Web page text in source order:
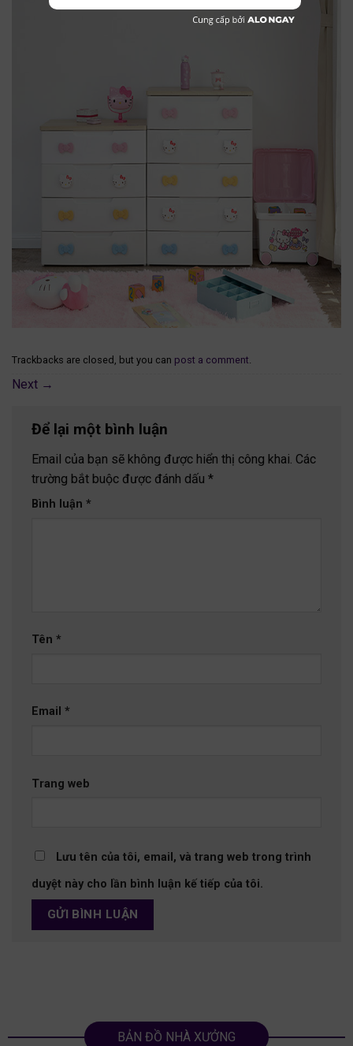
Trackbacks are closed, but you can post a comment
Next →
Để lại một bình luận
Email của bạn sẽ không được hiển thị công khai. Các
trường bắt buộc được đánh dấu *
Bình luận *
Tên *
Email *
Trang web
Lưu tên của tôi, email, và trang web trong trình
duyệt này cho lần bình luận kế tiếp của tôi.
BẢN ĐỒ NHÀ XƯỞNG